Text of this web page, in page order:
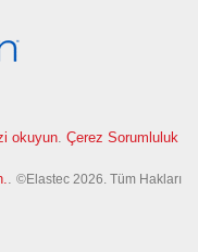
okuyun. Çerez Sorumluluk
. ©Elastec 2026. Tüm Hakları